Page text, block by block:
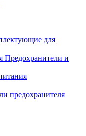
для
Предохранители и
предохранителя